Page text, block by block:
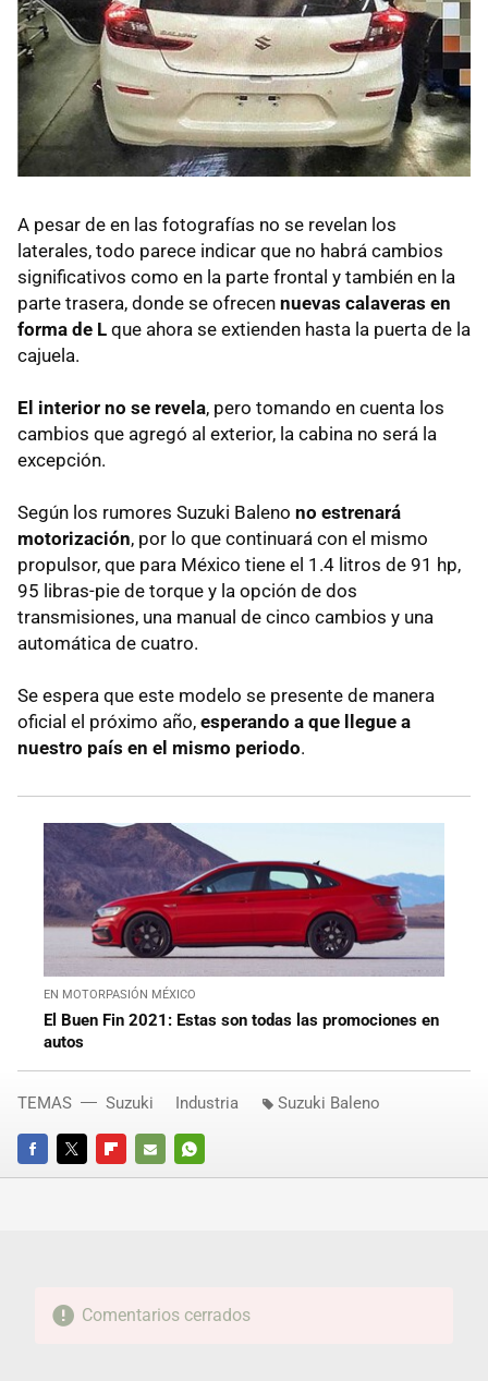
A pesar de en las fotografías no se revelan los
laterales, todo parece indicar que no habrá cambios
significativos como en la parte frontal y también en la
parte trasera, donde se ofrecen nuevas calaveras en
forma de L que ahora se extienden hasta la puerta de la
cajuela.
El interior no se revela, pero tomando en cuenta los
cambios que agregó al exterior, la cabina no será la
excepción.
Según los rumores Suzuki Baleno no estrenará
motorización, por lo que continuará con el mismo
propulsor, que para México tiene el 1.4 litros de 91 hp,
95 libras-pie de torque y la opción de dos
transmisiones, una manual de cinco cambios y una
automática de cuatro.
Se espera que este modelo se presente de manera
oficial el próximo año, esperando a que llegue a
nuestro país en el mismo periodo.
EN MOTORPASIÓN MÉXICO
El Buen Fin 2021: Estas son todas las promociones en
autos
FACEBOOKTWITTERFLIPBOARD
E-
WHATSAPP
TEMAS Suzuki Industria Suzuki Baleno
Comentarios cerrados